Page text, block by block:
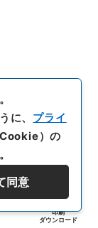
印刷
ダウンロード
に、 プライ
）の
同意